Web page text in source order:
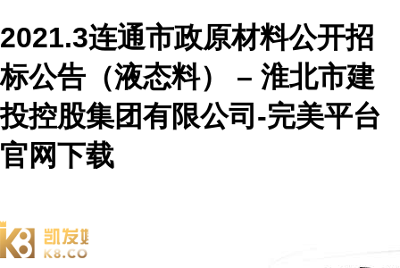
2021.3连通市政原材料公开招
标公告（液态料） – 淮北市建
投控股集团有限公司-完美平台
官网下载